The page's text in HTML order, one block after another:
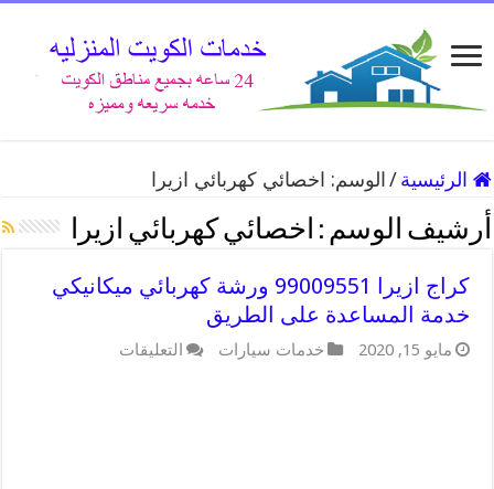
الرئيسية / الوسم: اخصائي كهربائي ازيرا
أرشيف الوسم : اخصائي كهربائي ازيرا
كراج ازيرا 99009551 ورشة كهربائي ميكانيكي
خدمة المساعدة على الطريق
مايو 15, 2020 خدمات سيارات التعليقات